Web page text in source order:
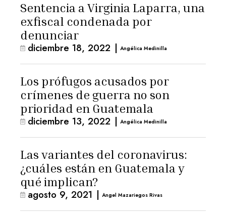
Sentencia a Virginia Laparra, una
exfiscal condenada por
denunciar
diciembre 18, 2022 | Angélica Medinilla
Los prófugos acusados por
crímenes de guerra no son
prioridad en Guatemala
diciembre 13, 2022 | Angélica Medinilla
Las variantes del coronavirus:
¿cuáles están en Guatemala y
qué implican?
agosto 9, 2021 | Angel Mazariegos Rivas